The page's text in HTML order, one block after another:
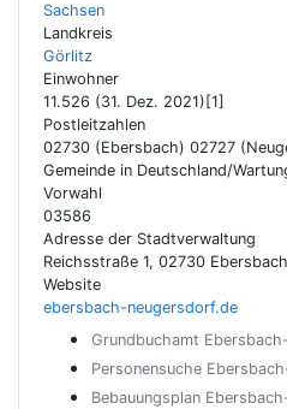
Sachsen
Landkreis
Görlitz
Einwohner
11.526 (31. Dez. 2021)[1]
Postleitzahlen
02730 (Ebersbach) 02727
Gemeinde in Deutschland/
Vorwahl
03586
Adresse der Stadtverwaltung
Reichsstraße 1, 02730
Website
ebersbach-neugersdorf.de
Grundbuchamt
Personensuche
Bebauungsplan